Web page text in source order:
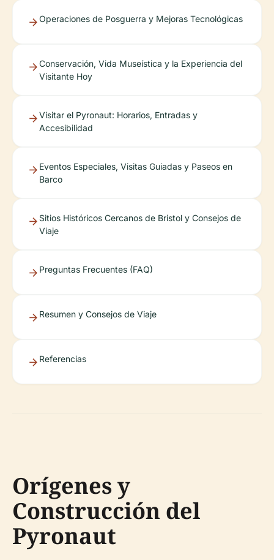
Operaciones de Posguerra y Mejoras Tecnológicas
Conservación, Vida Museística y la Experiencia del
Visitante Hoy
Visitar el Pyronaut: Horarios, Entradas y
Accesibilidad
Eventos Especiales, Visitas Guiadas y Paseos en
Barco
Sitios Históricos Cercanos de Bristol y Consejos de
Viaje
Preguntas Frecuentes (FAQ)
Resumen y Consejos de Viaje
Referencias
Orígenes y
Construcción del
Pyronaut